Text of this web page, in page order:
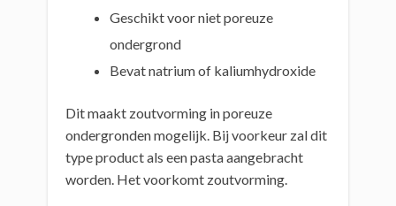
Geschikt voor niet poreuze
ondergrond
Bevat natrium of kaliumhydroxide
Dit maakt zoutvorming in poreuze
ondergronden mogelijk. Bij voorkeur zal dit
type product als een pasta aangebracht
worden. Het voorkomt zoutvorming.